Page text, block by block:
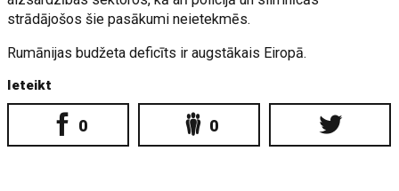
strādājošos šie pasākumi neietekmēs.
Rumānijas budžeta deficīts ir augstākais Eiropā.
Ieteikt
0 0